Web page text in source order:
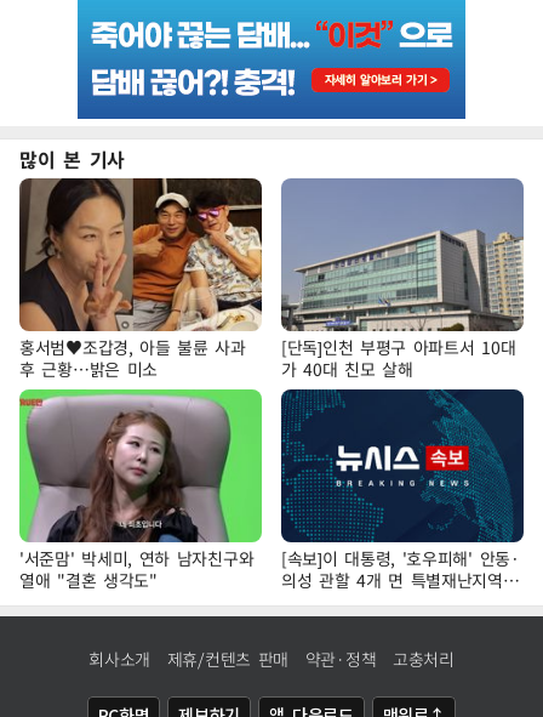
많이 본 기사
홍서범♥조갑경, 아들 불륜 사과
후 근황…밝은 미소
[단독]인천 부평구 아파트서 10대
가 40대 친모 살해
'서준맘' 박세미, 연하 남자친구와
열애 "결혼 생각도"
[속보]이 대통령, '호우피해' 안동·
의성 관할 4개 면 특별재난지역
선포
회사소개 제휴/컨텐츠 판매 약관·정책 고충처리